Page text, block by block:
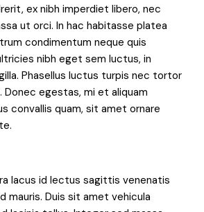
ex nibh imperdiet libero, nec
ut orci. In hac habitasse platea
condimentum neque quis
nibh eget sem luctus, in
Phasellus luctus turpis nec tortor
egestas, mi et aliquam
convallis quam, sit amet ornare
lacus id lectus sagittis venenatis
mauris. Duis sit amet vehicula